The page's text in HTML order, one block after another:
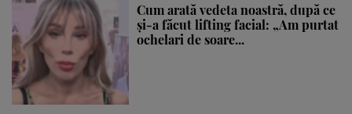
Cum arată vedeta noastră, după ce
și-a făcut lifting facial: „Am purtat
ochelari de soare...